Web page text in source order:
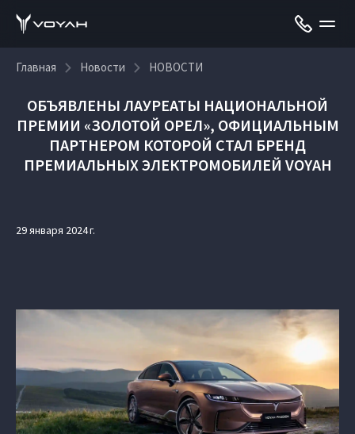
Главная Новости НОВОСТИ
ОБЪЯВЛЕНЫ ЛАУРЕАТЫ НАЦИОНАЛЬНОЙ
ПРЕМИИ «ЗОЛОТОЙ ОРЕЛ», ОФИЦИАЛЬНЫМ
ПАРТНЕРОМ КОТОРОЙ СТАЛ БРЕНД
ПРЕМИАЛЬНЫХ ЭЛЕКТРОМОБИЛЕЙ VOYAH
29 января 2024 г.